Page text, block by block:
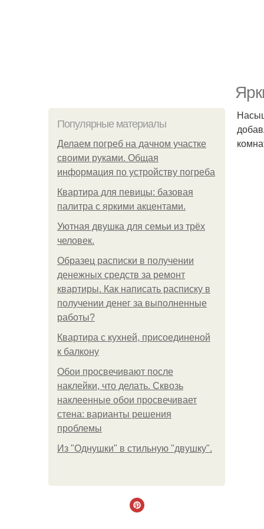
Популярные материалы
Делаем погреб на дачном участке
своими руками. Общая
информация по устройству погреба
Квартира для певицы: базовая
палитра с яркими акцентами.
Уютная двушка для семьи из трёх
человек.
Образец расписки в получении
денежных средств за ремонт
квартиры. Как написать расписку в
получении денег за выполненные
работы?
Квартира с кухней, присоединеной
к балкону
Обои просвечивают после
наклейки, что делать. Сквозь
наклеенные обои просвечивает
стена: варианты решения
проблемы
Из "Однушки" в стильную "двушку".